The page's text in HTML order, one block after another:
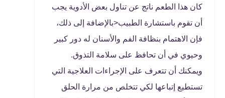
كان هذا الطعم ناتج عن تناول بعض الأدوية يجب
أن تقوم باستشارة الطبيب<بالإضافة إلى ذلك،
فإن الاهتمام بنظافة الفم والأسنان له دور كبير
وحيوي في أن تحافظ على سلامة التذوق.
ويمكنك أن تتعرف على الإجراءات العلاجية التي
تستطيع إتباعها لكي تتخلص من مرارة الحلق